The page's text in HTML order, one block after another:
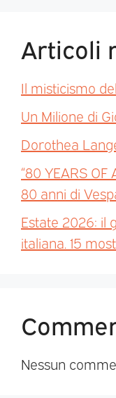
Articoli
Il misticismo
Un Milione di
Dorothea
“80 YEARS OF
80 anni di
Estate 2026: il
italiana. 15
Nessun